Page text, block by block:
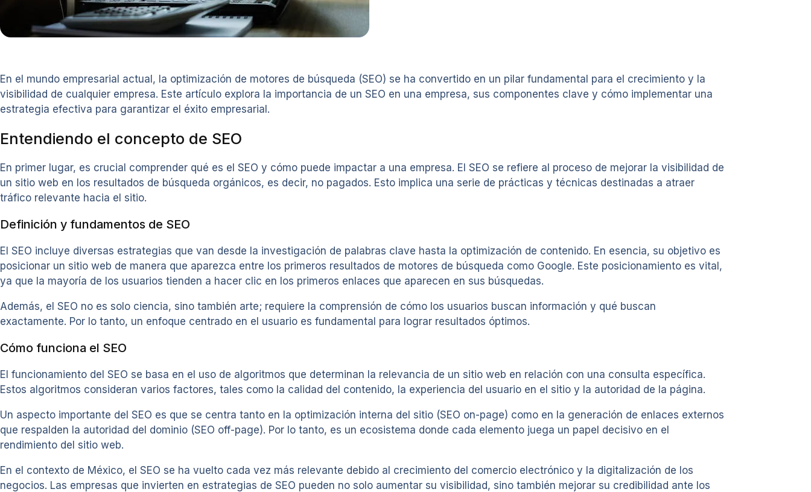
En el mundo empresarial actual, la optimización de motores de búsqueda (SEO) se ha convertido en un pilar fundamental para el crecimiento y la
visibilidad de cualquier empresa. Este artículo explora la importancia de un SEO en una empresa, sus componentes clave y cómo implementar una
estrategia efectiva para garantizar el éxito empresarial.
Entendiendo el concepto de SEO
En primer lugar, es crucial comprender qué es el SEO y cómo puede impactar a una empresa. El SEO se refiere al proceso de mejorar la visibilidad de
un sitio web en los resultados de búsqueda orgánicos, es decir, no pagados. Esto implica una serie de prácticas y técnicas destinadas a atraer
tráfico relevante hacia el sitio.
Definición y fundamentos de SEO
El SEO incluye diversas estrategias que van desde la investigación de palabras clave hasta la optimización de contenido. En esencia, su objetivo es
posicionar un sitio web de manera que aparezca entre los primeros resultados de motores de búsqueda como Google. Este posicionamiento es vital,
ya que la mayoría de los usuarios tienden a hacer clic en los primeros enlaces que aparecen en sus búsquedas.
Además, el SEO no es solo ciencia, sino también arte; requiere la comprensión de cómo los usuarios buscan información y qué buscan
exactamente. Por lo tanto, un enfoque centrado en el usuario es fundamental para lograr resultados óptimos.
Cómo funciona el SEO
El funcionamiento del SEO se basa en el uso de algoritmos que determinan la relevancia de un sitio web en relación con una consulta específica.
Estos algoritmos consideran varios factores, tales como la calidad del contenido, la experiencia del usuario en el sitio y la autoridad de la página.
Un aspecto importante del SEO es que se centra tanto en la optimización interna del sitio (SEO on-page) como en la generación de enlaces externos
que respalden la autoridad del dominio (SEO off-page). Por lo tanto, es un ecosistema donde cada elemento juega un papel decisivo en el
rendimiento del sitio web.
En el contexto de México, el SEO se ha vuelto cada vez más relevante debido al crecimiento del comercio electrónico y la digitalización de los
negocios. Las empresas que invierten en estrategias de SEO pueden no solo aumentar su visibilidad, sino también mejorar su credibilidad ante los